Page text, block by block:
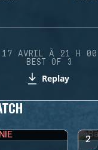
17 AVRIL À 21 H 00
BEST OF 3
Replay
2